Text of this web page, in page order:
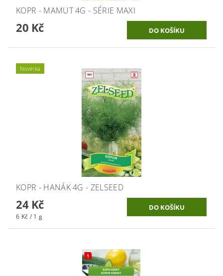
KOPR - MAMUT 4G - SÉRIE MAXI
20 Kč
Novinka
KOPR - HANÁK 4G - ZELSEED
24 Kč
6 Kč / 1 g